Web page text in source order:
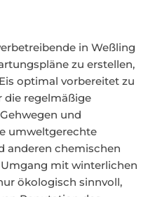
in Weßling
zu erstellen,
optimal vorbereitet zu
die regelmäßige
und
umweltgerechte
anderen chemischen
mit winterlichen
ökologisch sinnvoll,